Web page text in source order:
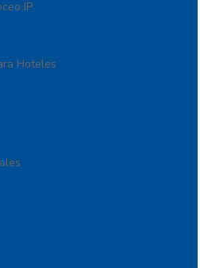
IP
Hoteles